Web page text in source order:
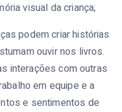
visual da criança;
podem criar histórias
ouvir nos livros.
interações com outras
em equipe e a
e sentimentos de